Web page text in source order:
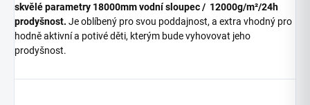
skvělé parametry 18000mm vodní sloupec / 12000g/m²/24h
prodyšnost. Je oblíbený pro svou poddajnost, a extra vhodný pro
hodně aktivní a potivé děti, kterým bude vyhovovat jeho
prodyšnost.